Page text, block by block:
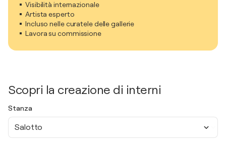
Visibilità internazionale
Artista esperto
Incluso nelle curatele delle gallerie
Lavora su commissione
Scopri la creazione di interni
Stanza
Salotto